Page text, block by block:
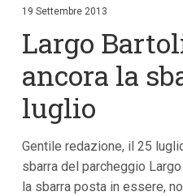
i
i
n
t
e
n
t
p
19 Settembre 2013
Largo
ancora la
luglio
Gentile redazione, il 25
sbarra del parcheggio
la sbarra posta in essere,